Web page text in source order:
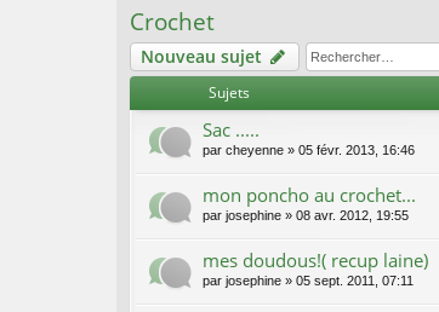
ci
s
Crochet
Nouveau sujet
Sujets
Sac .....
par cheyenne » 05 févr. 2013, 16:46
mon poncho au crochet...
par josephine » 08 avr. 2012, 19:55
mes doudous!( recup laine)
par josephine » 05 sept. 2011, 07:11